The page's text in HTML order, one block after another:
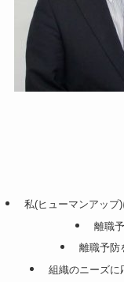
私(ヒューマンアップ
離職
離職予防
組織のニーズに